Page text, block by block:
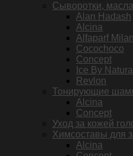
Сыворотки,
Alan Hadash
Alcina
Alfaparf
Cocochoco
Concept
Ice By
Revlon
Тонирующие
Alcina
Concept
Уход за кожей
Химсоставы для
Alcina